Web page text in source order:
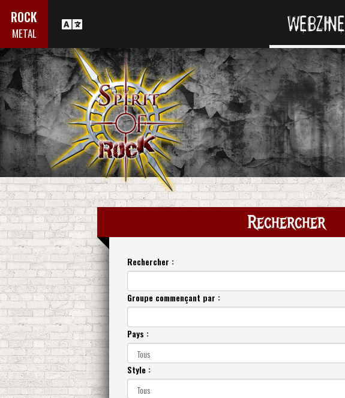
ROCK
METAL WEBZINE
Rechercher
Rechercher :
Groupe commençant par :
Pays :
Style :